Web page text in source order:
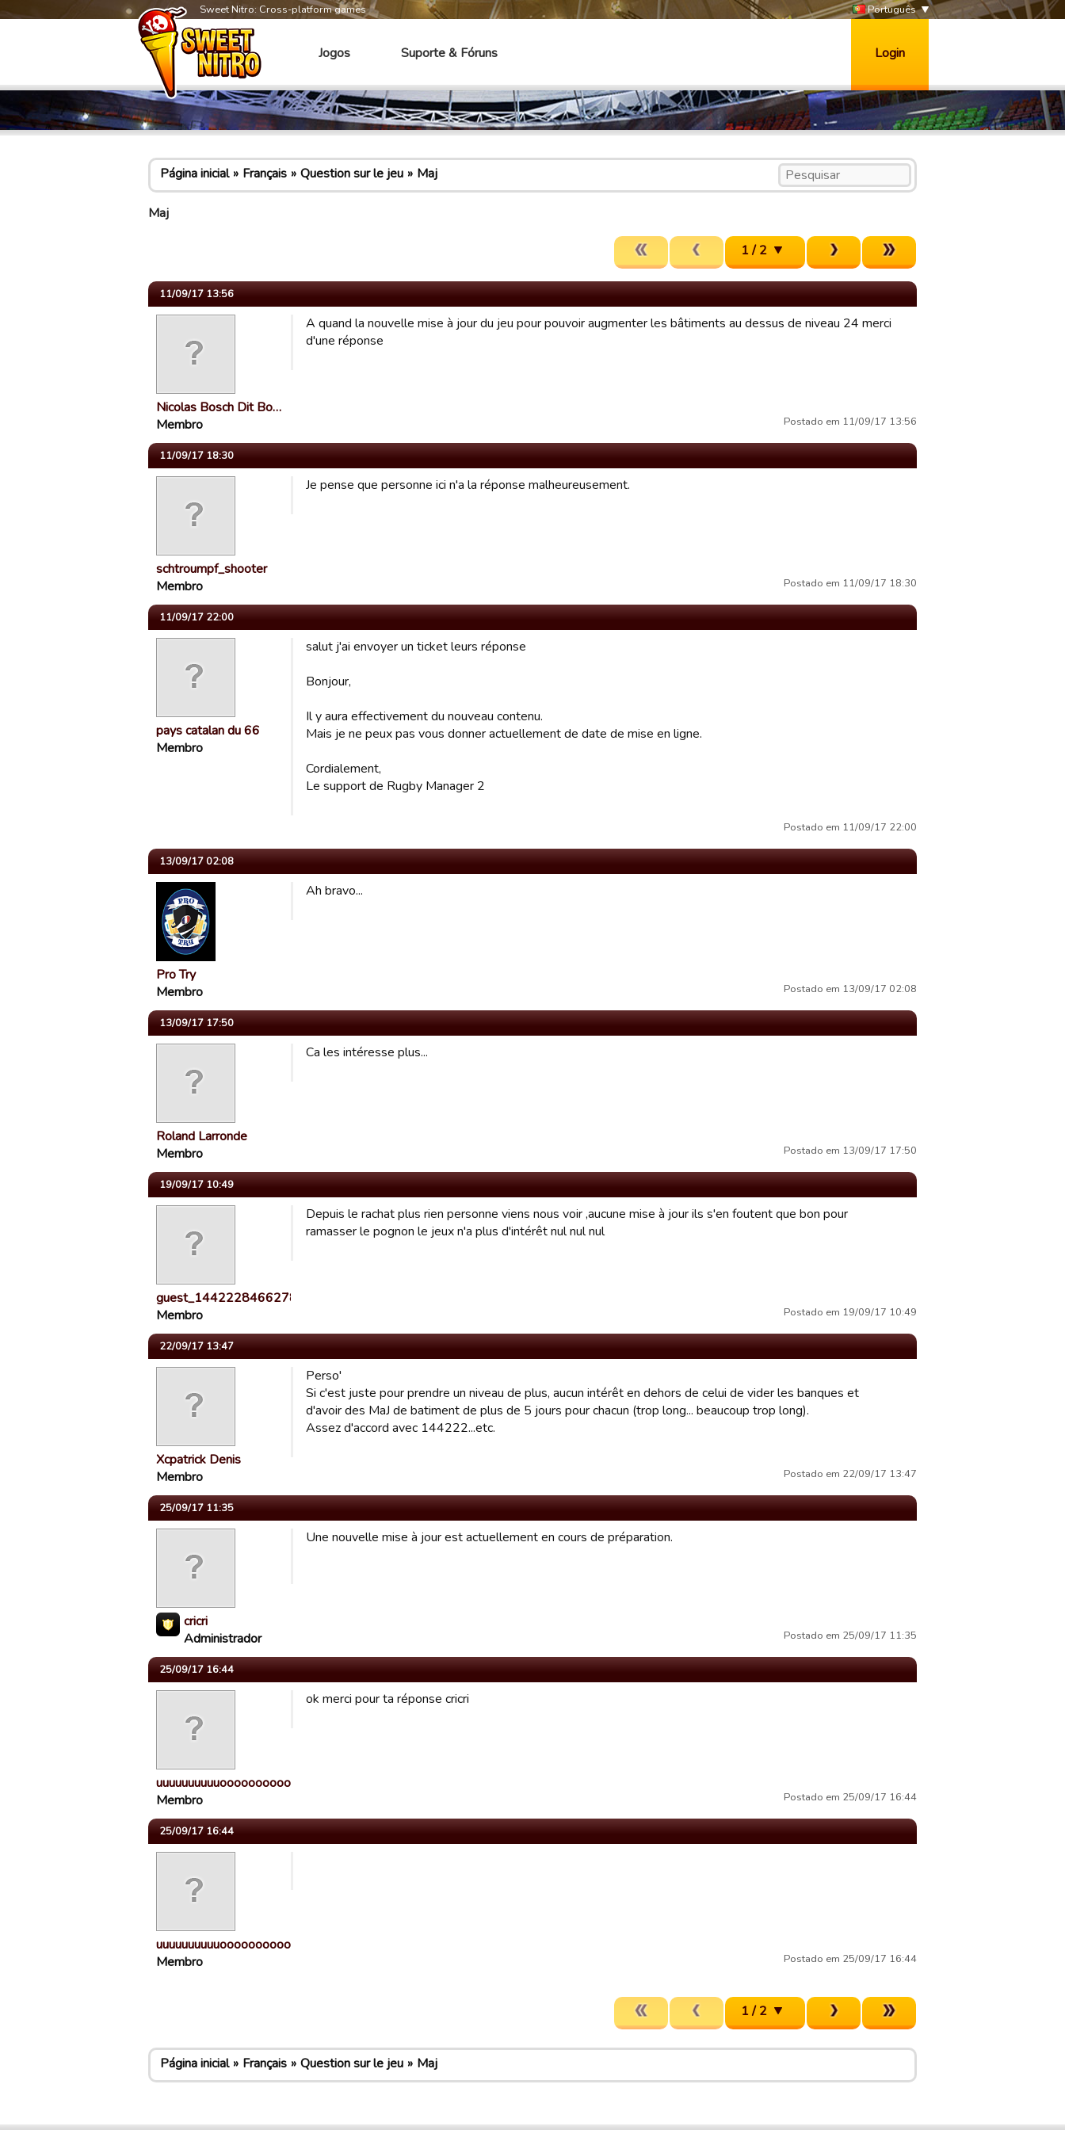
Sweet Nitro: Cross-platform games Português
Jogos Suporte & Fóruns Login
Página inicial Français Question sur le jeu Maj
Maj
1 / 2
11/09/17 13:56
Nicolas Bosch Dit Bo…
Membro
A quand la nouvelle mise à jour du jeu pour pouvoir augmenter les bâtiments au dessus de niveau 24 merci
d'une réponse
Postado em 11/09/17 13:56
11/09/17 18:30
schtroumpf_shooter
Membro
Je pense que personne ici n'a la réponse malheureusement.
Postado em 11/09/17 18:30
11/09/17 22:00
pays catalan du 66
Membro
salut j'ai envoyer un ticket leurs réponse
Bonjour,
Il y aura effectivement du nouveau contenu.
Mais je ne peux pas vous donner actuellement de date de mise en ligne.
Cordialement,
Le support de Rugby Manager 2
Postado em 11/09/17 22:00
13/09/17 02:08
Pro Try
Membro
Ah bravo...
Postado em 13/09/17 02:08
13/09/17 17:50
Roland Larronde
Membro
Ca les intéresse plus...
Postado em 13/09/17 17:50
19/09/17 10:49
guest_1442228466278
Membro
Depuis le rachat plus rien personne viens nous voir ,aucune mise à jour ils s'en foutent que bon pour
ramasser le pognon le jeux n'a plus d'intérêt nul nul nul
Postado em 19/09/17 10:49
22/09/17 13:47
Xcpatrick Denis
Membro
Perso'
Si c'est juste pour prendre un niveau de plus, aucun intérêt en dehors de celui de vider les banques et
d'avoir des MaJ de batiment de plus de 5 jours pour chacun (trop long... beaucoup trop long).
Assez d'accord avec 144222...etc.
Postado em 22/09/17 13:47
25/09/17 11:35
cricri
Administrador
Une nouvelle mise à jour est actuellement en cours de préparation.
Postado em 25/09/17 11:35
25/09/17 16:44
uuuuuuuuuuoooooooooo…
Membro
ok merci pour ta réponse cricri
Postado em 25/09/17 16:44
25/09/17 16:44
uuuuuuuuuuoooooooooo…
Membro
Postado em 25/09/17 16:44
1 / 2
Página inicial Français Question sur le jeu Maj